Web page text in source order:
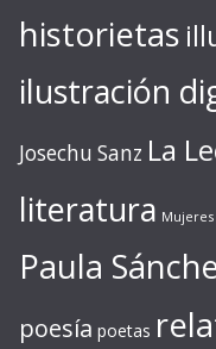
historietas
ilustración
Josechu Sanz La
literatura Mujeres
Paula
poesía poetas